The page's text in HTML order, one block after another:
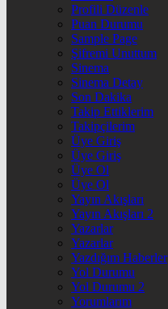
Profili Düzenle
Puan Durumu
Sample Page
Şifremi Unuttum
Sinema
Sinema Detay
Son Dakika
Takip Ettiklerim
Takipçilerim
Üye Giriş
Üye Giriş
Üye Ol
Üye Ol
Yayın Akışları
Yayın Akışları 2
Yazarlar
Yazarlar
Yazdığım Haberler
Yol Durumu
Yol Durumu 2
Yorumlarım